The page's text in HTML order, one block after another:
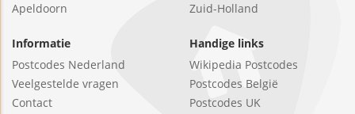
Apeldoorn
Zuid-Holland
Informatie
Postcodes Nederland
Veelgestelde vragen
Contact
Handige links
Wikipedia Postcodes
Postcodes België
Postcodes UK